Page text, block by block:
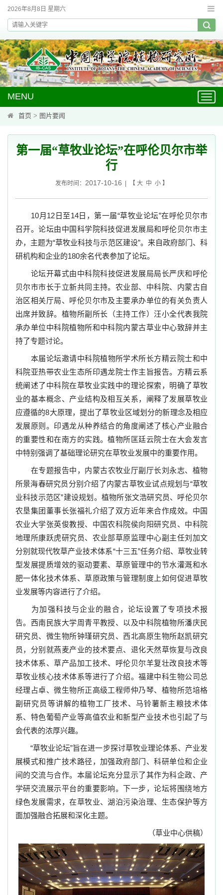
2026年8月8日 星期六
MENU
首页 > 图片要闻
第一届“草牧业论坛”在呼伦贝尔市举
行
发布时间： 2017-10-16 | 【 大 中 小】
10月 12 日至14日，第一届“草牧业论坛”在呼伦贝尔市
召开。论坛由中国科学院科技促进发展局和呼伦贝尔市主
办，主题为“草牧业科技与示范区建设”。来自政府部门、科
研机构和企业的180余名代表参加了论坛。
论坛开幕式由中科院科技促进发展局局长严庆和呼伦
贝尔市市长于立新共同主持。农业部、中科院、内蒙古自
治区相关厅局、呼伦贝尔市及主要承办单位的有关负责人
出席并致辞。 植物所副所长（主持工作）汪小全代表我院
承办单位中科院植物所和中科院内蒙古草业中心致辞并主
持了专题讨论。
本届论坛邀请中科院植物所学术所长方精云院士和中
科院亚热带农业生态所印遇龙院士作主旨报告。方精云系
统阐述了中科院在草牧业实践中的理论探索，明确了草牧
业的基本概念、产业结构及相互关系，阐释了发展草牧业
应遵循的8大原理，提出了草牧业区域划分的新理念及相应
发展原则。印遇龙从种养结合的角度阐述了核心产业融合
的重要性和在南方的实践。植物所匡廷云院士在大会发言
中特别强调了基础理论研究在草牧业发展中的重要作用。
在专题报告中，内蒙古农牧业厅副厅长刘永志、植物
所景海春研究员分别介绍了内蒙古草牧业试点规划与“草牧
业科技示范区”建设规划。植物所张文浩研究员、呼伦贝尔
农垦集团董事长张福礼介绍了双方近年来合作成效。中国
农业大学张英俊教授、中国农科院侯向阳研究员、中科院
地理所康跃虎研究员、农业部草原监理中心副主任刘加文
分别就现代牧草产业技术体系“十三五”任务介绍、草牧业转
型发展提质增效的驱动要素、草原管理中的节水灌溉和水
肥一体化技术体系、草原政策与管理制度上如何促进草牧
业发展等内容进行了介绍。
为加强科技与企业的融合，论坛设置了专项技术报
告。西南民族大学周青平教授、以及中科院植物所潘庆民
研究员、微生物所钟瑾研究员、西北高原生物所赵凯研究
员，分别就燕麦产业的技术要点、退化天然草恢复与改良
技术体系、草产品加工技术、呼伦贝尔羊复壮改良技术等
草牧业核心技术体系等进行了介绍。福建中科生物公司总
经理占卓、微生物所正高级工程师仲乃琴、植物所范培格
副研究员等讲解的植物工厂技术、马铃薯新主粮技术体
系、特色葡萄产业等高值农业和新型产业技术也引起了与
会代表的浓厚兴趣。
“草牧业论坛”旨在进一步探讨草牧业理论体系、产业发
展模式和推广技术路径，加强政府部门、科研单位和企业
间的交流与合作。本届论坛充分显示了其作为科企政、产
学研交流展示平台的重要影响。下一步，论坛将围绕地方
绿色发展需求，在草牧业、湖泊污染治理、生态保护等方
面加强融合拓展和深化主题。
（草业中心供稿）